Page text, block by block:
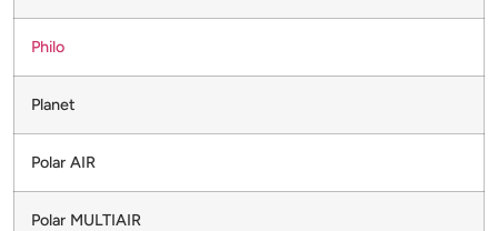
Philo
Planet
Polar AIR
Polar MULTIAIR